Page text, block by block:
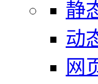
静
动
网